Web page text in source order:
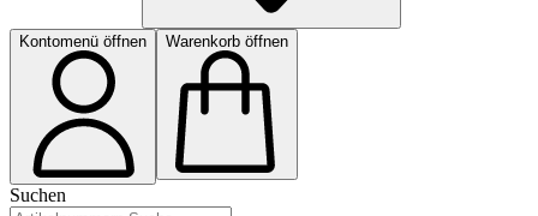
Kontomenü öffnen Warenkorb öffnen
Suchen